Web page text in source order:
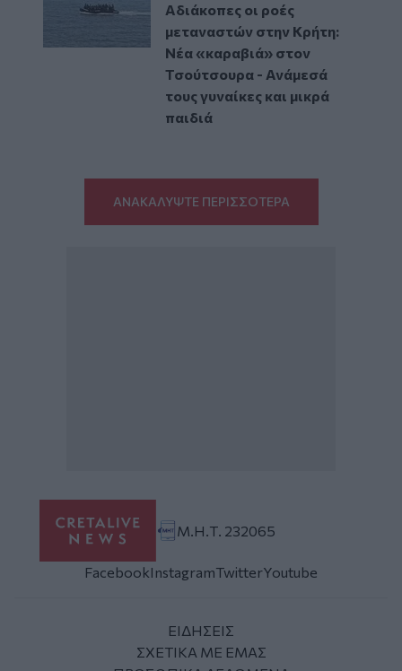
Αδιάκοπες οι ροές
μεταναστών στην Κρήτη:
Νέα «καραβιά» στον
Τσούτσουρα - Ανάμεσά
τους γυναίκες και μικρά
παιδιά
ΑΝΑΚΑΛΥΨΤΕ ΠΕΡΙΣΣΟΤΕΡΑ
Μ.Η.Τ. 232065
FacebookInstagramTwitterYoutube
ΕΙΔΗΣΕΙΣ
ΣΧΕΤΙΚΑ ΜΕ ΕΜΑΣ